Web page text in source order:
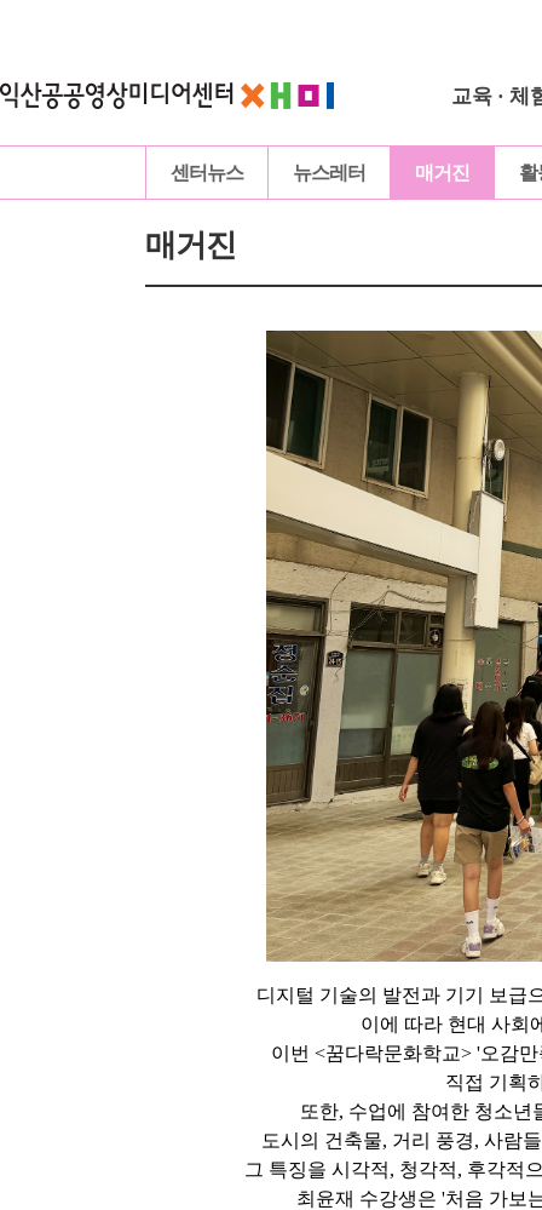
교육 · 체
센터뉴스 뉴스레터 매거진 활
매거진
디지털 기술의 발전과 기기 보급
이에 따라 현대 사회
이번 <꿈다락문화학교> '오감
직접 기획
또한, 수업에 참여한 청소
도시의 건축물, 거리 풍경, 사람
그 특징을 시각적, 청각적, 후각적
최윤재 수강생은 '처음 가보